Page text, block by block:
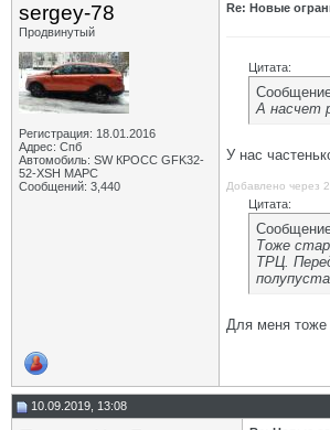
sergey-78
Продвинутый
Регистрация: 18.01.2016
Адрес: Спб
Автомобиль: SW КРОСС GFK32-
52-XSH МАРС
Сообщений: 3,440
Re: Новые
Цитата:
А насчет
У нас
Добавлено через
Цитата:
Тоже
ТРЦ.
Для меня тоже
10.09.2019, 13:08